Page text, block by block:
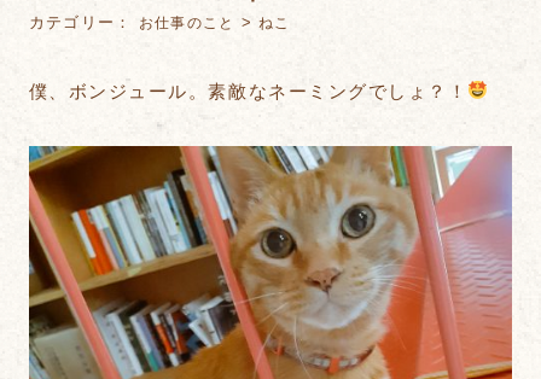
カテゴリー： お仕事のこと >ねこ
僕、ボンジュール。素敵なネーミングでしょ？！